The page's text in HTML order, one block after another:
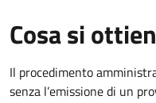
Cosa si
Il procedimento
senza l’emissione di un